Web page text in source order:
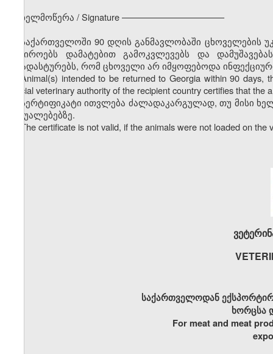
ხელმოწერა / Signature –––––––––––––––––––––
საქართველოში 90 დღის განმავლობაში ცხოველების
საჭიროებს დამატებით გამოკვლევებს და
დაადასტურებს, რომ ცხოველი არ იმყოფებოდა
Animal(s) intended to be returned to Georgia within 90
official veterinary authority of the recipient country certifies that
სერტიფიკატი ითვლება ძალადაკარგულად, თუ მისი
საშუალებებზე.
The certificate is not valid, if the animals were not loaded on
საქართველოდან
ხორცსა
For meat and meat